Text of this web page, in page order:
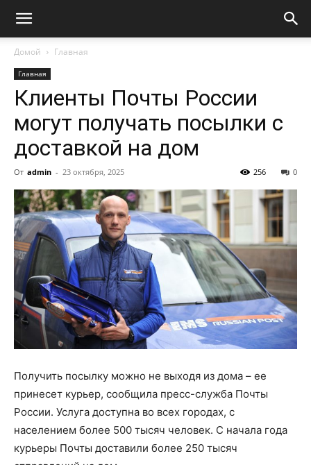
Домой Главная
Главная
Клиенты Почты России
могут получать посылки с
доставкой на дом
От admin - 23 октября, 2025 0
256
Получить посылку можно не выходя из дома – ее
принесет курьер, сообщила пресс-служба Почты
России. Услуга доступна во всех городах, с
населением более 500 тысяч человек. С начала года
курьеры Почты доставили более 250 тысяч